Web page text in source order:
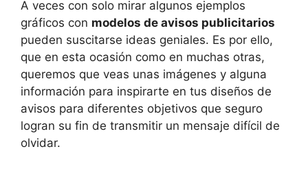
A veces con solo mirar algunos ejemplos
gráficos con modelos de avisos publicitarios
pueden suscitarse ideas geniales. Es por ello,
que en esta ocasión como en muchas otras,
queremos que veas unas imágenes y alguna
información para inspirarte en tus diseños de
avisos para diferentes objetivos que seguro
logran su fin de transmitir un mensaje difícil de
olvidar.